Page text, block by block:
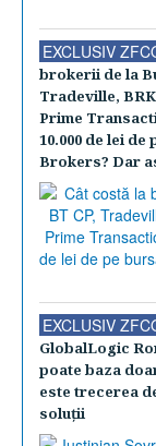
EXCLUSIV
brokerii de la
Tradeville,
Prime
10.000 de lei
Brokers? Dar
EXCLUSIV
GlobalLogic
poate baza
este trecerea
soluţii